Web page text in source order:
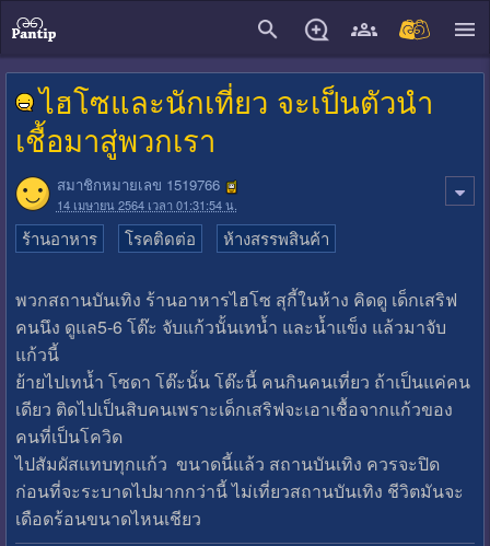
ไฮโซและนักเที่ยว จะเป็นตัวนำ
เชื้อมาสู่พวกเรา
สมาชิกหมายเลข 1519766
14 เมษายน 2564 เวลา 01:31:54 น.
ร้านอาหาร โรคติดต่อ ห้างสรรพสินค้า
พวกสถานบันเทิง ร้านอาหารไฮโซ สุกี้ในห้าง คิดดู เด็กเสริฟ
คนนึง ดูแล5-6 โต๊ะ จับแก้วนั้นเทน้ำ และน้ำแข็ง แล้วมาจับ
แก้วนี้
ย้ายไปเทน้ำ โซดา โต๊ะนั้น โต๊ะนี้ คนกินคนเที่ยว ถ้าเป็นแค่คน
เดียว ติดไปเป็นสิบคนเพราะเด็กเสริฟจะเอาเชื้อจากแก้วของ
คนที่เป็นโควิด
ไปสัมผัสแทบทุกแก้ว ขนาดนี้แล้ว สถานบันเทิง ควรจะปิด
ก่อนที่จะระบาดไปมากกว่านี้ ไม่เที่ยวสถานบันเทิง ชีวิตมันจะ
เดือดร้อนขนาดไหนเชียว
close